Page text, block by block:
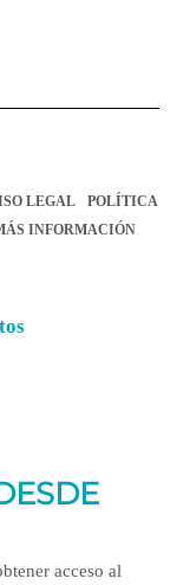
LEGAL
POLÍTICA
INFORMACIÓN
acceso al